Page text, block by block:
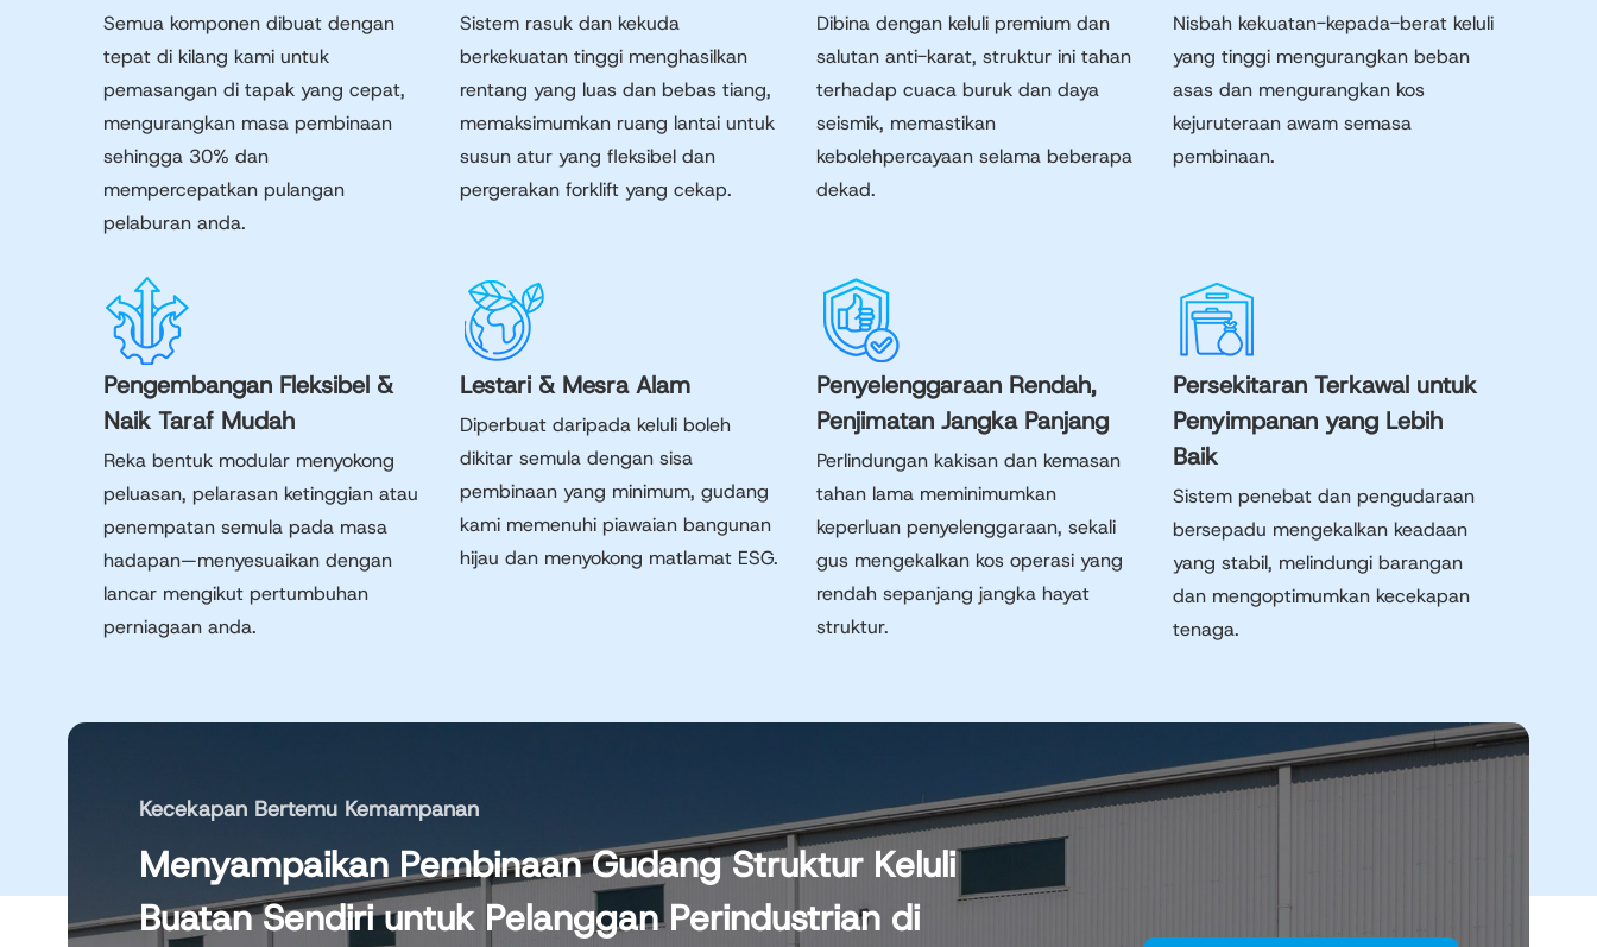
Semua komponen dibuat dengan
tepat di kilang kami untuk
pemasangan di tapak yang cepat,
mengurangkan masa pembinaan
sehingga 30% dan
mempercepatkan pulangan
pelaburan anda.
Sistem rasuk dan kekuda
berkekuatan tinggi menghasilkan
rentang yang luas dan bebas tiang,
memaksimumkan ruang lantai untuk
susun atur yang fleksibel dan
pergerakan forklift yang cekap.
Dibina dengan keluli premium dan
salutan anti-karat, struktur ini tahan
terhadap cuaca buruk dan daya
seismik, memastikan
kebolehpercayaan selama beberapa
dekad.
Nisbah kekuatan-kepada-berat keluli
yang tinggi mengurangkan beban
asas dan mengurangkan kos
kejuruteraan awam semasa
pembinaan.
Pengembangan Fleksibel &
Naik Taraf Mudah
Reka bentuk modular menyokong
peluasan, pelarasan ketinggian atau
penempatan semula pada masa
hadapan—menyesuaikan dengan
lancar mengikut pertumbuhan
perniagaan anda.
Lestari & Mesra Alam
Diperbuat daripada keluli boleh
dikitar semula dengan sisa
pembinaan yang minimum, gudang
kami memenuhi piawaian bangunan
hijau dan menyokong matlamat ESG.
Penyelenggaraan Rendah,
Penjimatan Jangka Panjang
Perlindungan kakisan dan kemasan
tahan lama meminimumkan
keperluan penyelenggaraan, sekali
gus mengekalkan kos operasi yang
rendah sepanjang jangka hayat
struktur.
Persekitaran Terkawal untuk
Penyimpanan yang Lebih
Baik
Sistem penebat dan pengudaraan
bersepadu mengekalkan keadaan
yang stabil, melindungi barangan
dan mengoptimumkan kecekapan
tenaga.
Kecekapan Bertemu Kemampanan
Menyampaikan Pembinaan Gudang Struktur Keluli
Buatan Sendiri untuk Pelanggan Perindustrian di